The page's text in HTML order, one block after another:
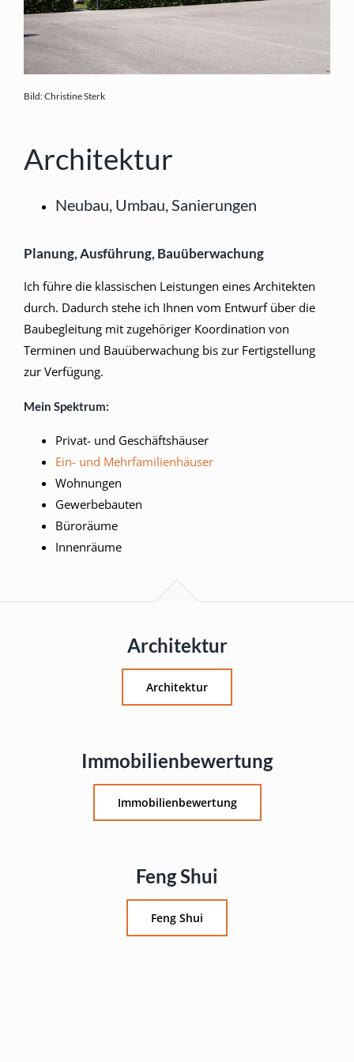
Bild: Christine Sterk
Architektur
Neubau, Umbau, Sanierungen
Planung, Ausführung, Bauüberwachung
Ich führe die klassischen Leistungen eines Architekten
durch. Dadurch stehe ich Ihnen vom Entwurf über die
Baubegleitung mit zugehöriger Koordination von
Terminen und Bauüberwachung bis zur Fertigstellung
zur Verfügung.
Mein Spektrum:
Privat- und Geschäftshäuser
Ein- und Mehrfamilienhäuser
Wohnungen
Gewerbebauten
Büroräume
Innenräume
Architektur
Architektur
Immobilienbewertung
Immobilienbewertung
Feng Shui
Feng Shui